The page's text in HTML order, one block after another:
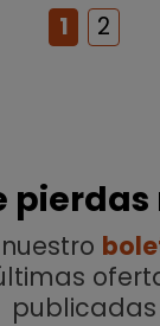
1 2
publicadas